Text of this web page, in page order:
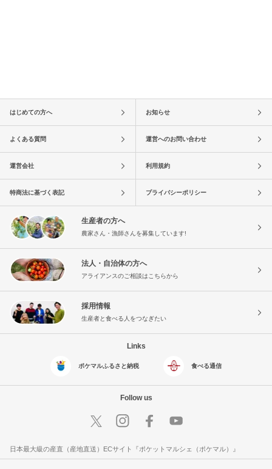
はじめての方へ お知らせ
よくある質問 運営へのお問い合わせ
運営会社 利用規約
特商法に基づく表記 プライバシーポリシー
生産者の方へ
農家さん・漁師さんを募集しています!
法人・自治体の方へ
アライアンスのご相談はこちらから
採用情報
生産者と食べる人をつなぎたい
Links
ポケマルふるさと納税 食べる通信
Follow us
日本最大級の産直（産地直送）ECサイト『ポケットマルシェ（ポケマル）』